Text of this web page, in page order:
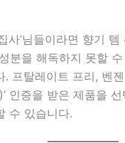
사’님들이라면 향기
분을 해독하지 못할
. 프탈레이트 프리, 벤
인증을 받은 제품을
수 있습니다.